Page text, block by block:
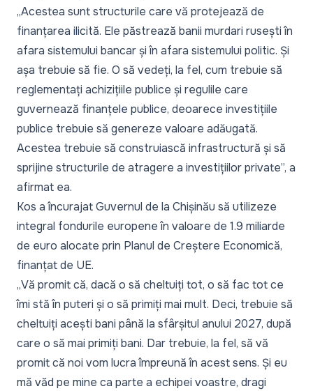
„Acestea sunt structurile care vă protejează de
finanțarea ilicită. Ele păstrează banii murdari rusești în
afara sistemului bancar și în afara sistemului politic. Și
așa trebuie să fie. O să vedeți, la fel, cum trebuie să
reglementați achizițiile publice și regulile care
guvernează finanțele publice, deoarece investițiile
publice trebuie să genereze valoare adăugată.
Acestea trebuie să construiască infrastructură și să
sprijine structurile de atragere a investițiilor private”, a
afirmat ea.
Kos a încurajat Guvernul de la Chișinău să utilizeze
integral fondurile europene în valoare de 1.9 miliarde
de euro alocate prin Planul de Creștere Economică,
finanțat de UE.
„Vă promit că, dacă o să cheltuiți tot, o să fac tot ce
îmi stă în puteri și o să primiți mai mult. Deci, trebuie să
cheltuiți acești bani până la sfârșitul anului 2027, după
care o să mai primiți bani. Dar trebuie, la fel, să vă
promit că noi vom lucra împreună în acest sens. Și eu
mă văd pe mine ca parte a echipei voastre, dragi